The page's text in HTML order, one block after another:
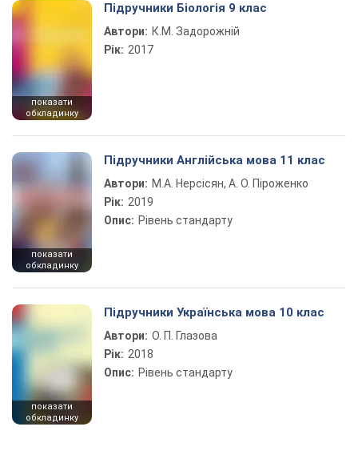
показати
обкладинку
Підручники Біологія 9 клас
Автори: К.М. Задорожній
Рік: 2017
показати
обкладинку
Підручники Англійська мова 11 клас
Автори: М.А. Нерсісян, А. О. Піроженко
Рік: 2019
Опис: Рівень стандарту
показати
обкладинку
Підручники Українська мова 10 клас
Автори: О. П. Глазова
Рік: 2018
Опис: Рівень стандарту